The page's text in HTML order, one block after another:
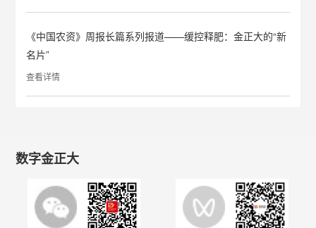
《中国农资》周报长篇系列报道——缓控释肥：金正大的“新
名片”
查看详情
数字金正大